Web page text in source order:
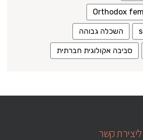
Orthodox
השכלה גבוהה
סביבה אקולוגית חברתית
קשר